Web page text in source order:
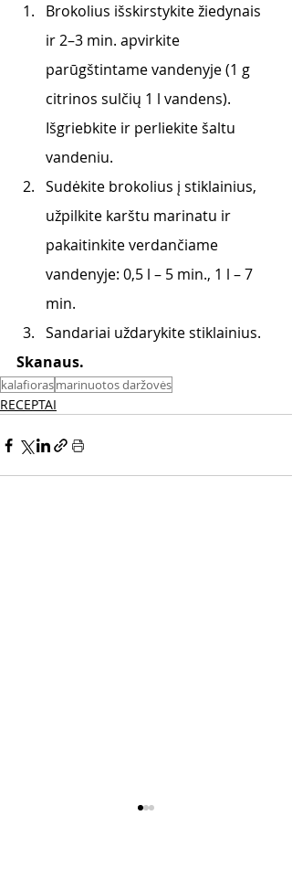
Brokolius išskirstykite žiedynais
ir 2–3 min. apvirkite
parūgštintame vandenyje (1 g
citrinos sulčių 1 l vandens).
Išgriebkite ir perliekite šaltu
vandeniu.
Sudėkite brokolius į stiklainius,
užpilkite karštu marinatu ir
pakaitinkite verdančiame
vandenyje: 0,5 l – 5 min., 1 l – 7
min.
Sandariai uždarykite stiklainius.
Skanaus.
kalafiorasmarinuotos daržovės
RECEPTAI